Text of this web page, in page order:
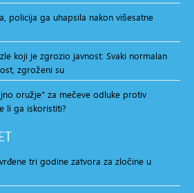
policija ga uhapsila nakon višesatne
koji je zgrozio javnost: Svaki normalan
zgroženi su
oružje" za mečeve odluke protiv
li ga iskoristiti?
tri godine zatvora za zločine u